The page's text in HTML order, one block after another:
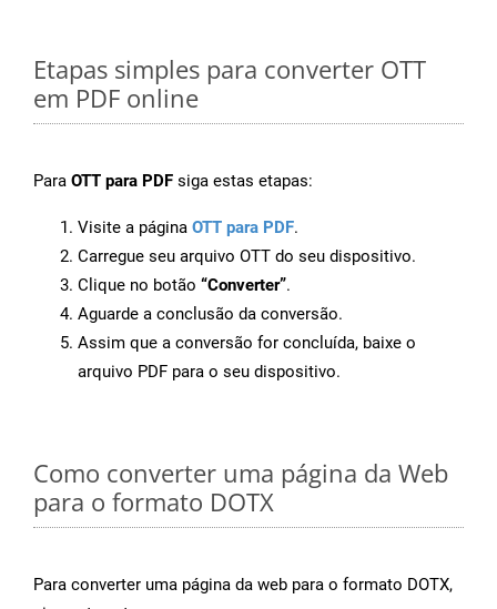
Etapas simples para converter OTT
em PDF online
Para OTT para PDF siga estas etapas:
Visite a página OTT para PDF.
Carregue seu arquivo OTT do seu dispositivo.
Clique no botão “Converter”.
Aguarde a conclusão da conversão.
Assim que a conversão for concluída, baixe o
arquivo PDF para o seu dispositivo.
Como converter uma página da Web
para o formato DOTX
Para converter uma página da web para o formato DOTX,